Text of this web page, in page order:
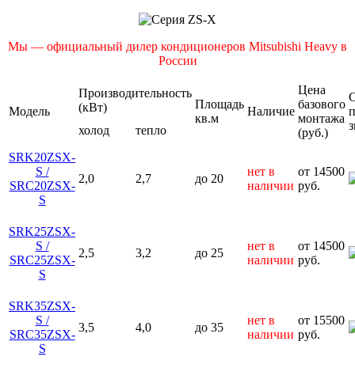
Мы — официальный дилер кондиционеров Mitsubishi Heavy в
России
Модель
Производительность
(кВт)
Площадь
кв.м
Наличие
Цена
базового
монтажа
(руб.)
холод
тепло
SRK20ZSX-
S /
SRC20ZSX-
S
2,0 2,7 до 20
нет в
наличии
от 14500
руб.
SRK25ZSX-
S /
SRC25ZSX-
S
2,5 3,2 до 25
нет в
наличии
от 14500
руб.
SRK35ZSX-
S /
SRC35ZSX-
S
3,5 4,0 до 35
нет в
наличии
от 15500
руб.